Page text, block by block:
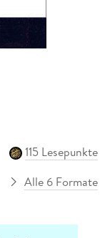
115 Lesepunkte
Alle 6 Formate